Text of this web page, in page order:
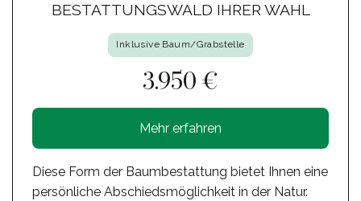
BESTATTUNGSWALD IHRER WAHL
Inklusive Baum/Grabstelle
3.950 €
Mehr erfahren
Diese Form der Baumbestattung bietet Ihnen eine
persönliche Abschiedsmöglichkeit in der Natur.